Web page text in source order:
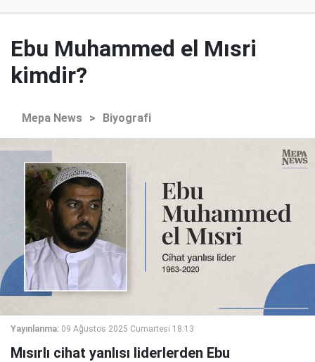
Ebu Muhammed el Mısri
kimdir?
Mepa News > Biyografi
Yayınlanma: 09 Ağustos 2025 Cumartesi 18:13
Mısırlı cihat yanlısı liderlerden Ebu